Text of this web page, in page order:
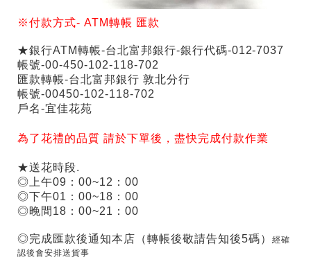
※付款方式-ATM轉帳 匯款
★銀行ATM轉帳-台北富邦銀行-銀行代碼-012-7037
帳號-00-450-102-118-702
匯款轉帳-台北富邦銀行 敦北分行
帳號-00450-102-118-702
戶名-宜佳花苑
為了花禮的品質 請於下單後，盡快完成付款作業
★送花時段.
◎上午09：00~12：00
◎下午01：00~18：00
◎晚間18：00~21：00
◎完成匯款後通知本店（轉帳後敬請告知後5碼）
經確
認後會安排送貨事